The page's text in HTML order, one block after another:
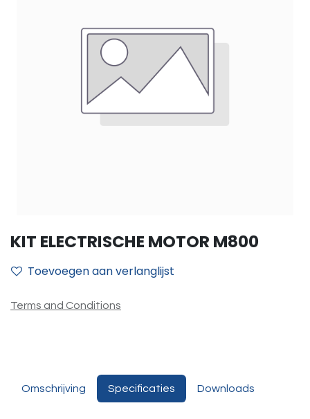
KIT ELECTRISCHE MOTOR M800
Toevoegen aan verlanglijst
Terms and Conditions
Omschrijving Specificaties Downloads